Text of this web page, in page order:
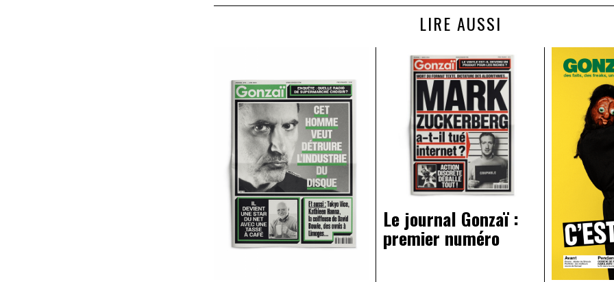
LIRE AUSSI
Le journal Gonzaï :
premier numéro